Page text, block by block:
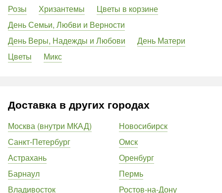
Розы
Хризантемы
Цветы в корзине
День Семьи, Любви и Верности
День Веры, Надежды и Любови
День Матери
Цветы
Микс
Доставка в других городах
Москва (внутри МКАД)
Санкт-Петербург
Астрахань
Барнаул
Владивосток
Новосибирск
Омск
Оренбург
Пермь
Ростов-на-Дону